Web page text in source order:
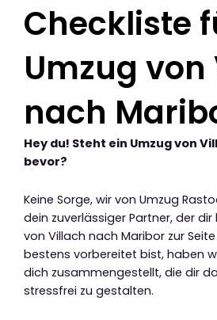
Checkliste
Umzug
nach
Hey du! Steht ein Umzug von
bevor?
Keine Sorge, wir von Umzug
dein zuverlässiger Partner, der
von Villach nach Maribor zur
bestens vorbereitet bist, haben
dich zusammengestellt, die dir
stressfrei zu gestalten.